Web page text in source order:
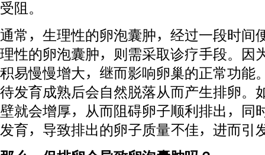
受阻。
通常，生理性的卵泡囊肿，经过一段时间
理性的卵泡囊肿，则需采取诊疗手段。因
积易慢慢增大，继而影响卵巢的正常功能
待发育成熟后会自然脱落从而产生排卵。
壁就会增厚，从而阻碍卵子顺利排出，同
发育，导致排出的卵子质量不佳，进而引